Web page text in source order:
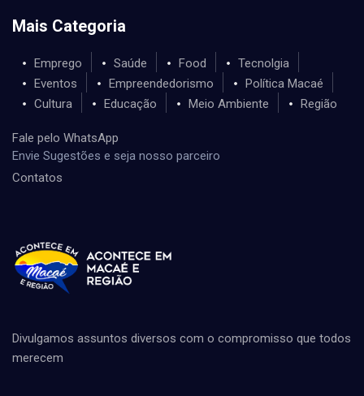
Mais Categoria
Emprego Saúde Food
Tecnolgia
Eventos
Empreendedorismo
Política Macaé
Cultura
Educação Meio Ambiente Região
Fale pelo WhatsApp
Envie Sugestões e seja nosso parceiro
Contatos
Divulgamos assuntos diversos com o compromisso que todos
merecem